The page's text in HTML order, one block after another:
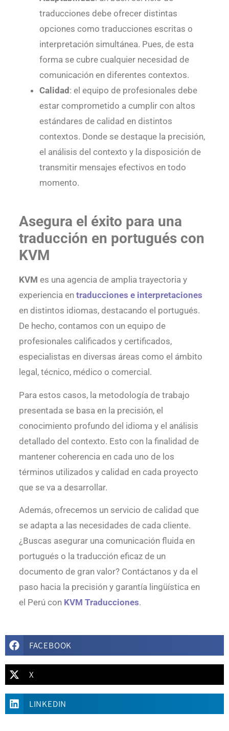
traducciones debe ofrecer distintas
opciones como traducciones escritas o
interpretación simultánea. Pues, de esta
forma se cubre cualquier necesidad de
comunicación en diferentes contextos.
Calidad: el equipo de profesionales debe
estar comprometido a cumplir con altos
estándares de calidad en distintos
contextos. Donde se destaque la precisión,
el análisis del contexto y la disposición de
transmitir mensajes efectivos en todo
momento.
Asegura el éxito para una
traducción en portugués con
KVM
KVM es una agencia de amplia trayectoria y
experiencia en traducciones e interpretaciones
en distintos idiomas, destacando el portugués.
De hecho, contamos con un equipo de
profesionales calificados y certificados,
especialistas en diversas áreas como el ámbito
legal, técnico, médico o comercial.
Para estos casos, la metodología de trabajo
presentada se basa en la precisión, el
conocimiento profundo del idioma y el análisis
detallado del contexto. Esto con la finalidad de
mantener coherencia en cada uno de los
términos utilizados y calidad en cada proyecto
que se va a desarrollar.
Además, ofrecemos un servicio de calidad que
se adapta a las necesidades de cada cliente.
¿Buscas asegurar una comunicación fluida en
portugués o la traducción eficaz de un
documento de gran valor? Contáctanos y da el
paso hacia la precisión y garantía lingüística en
el Perú con KVM Traducciones.
FACEBOOK
X
LINKEDIN